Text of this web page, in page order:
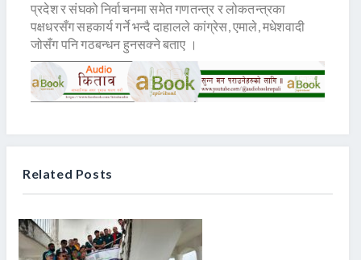
प्रदेश र संघको निर्वाचनमा समेत गणतन्त्र र लोकतन्त्रका
पक्षधरसँग सहकार्य गर्ने भन्दै दाहालले कांग्रेस, एमाले, मधेशवादी
जोसँग पनि गठबन्धन हुनसक्ने बताए ।
Related Posts